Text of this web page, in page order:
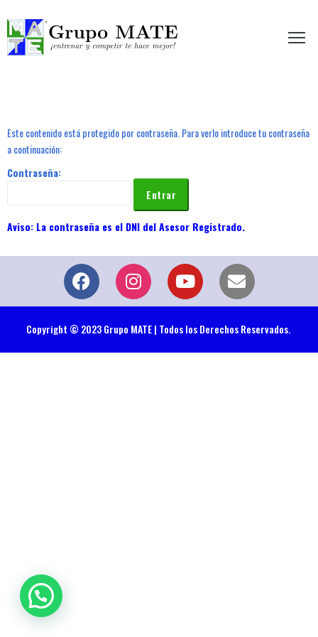
te hace mejor!
Este contenido está protegido por contraseña. Para verlo introduce tu contraseña
a continuación:
Contraseña:
Copyright © 2023 Grupo MATE | Todos los Derechos Reservados.